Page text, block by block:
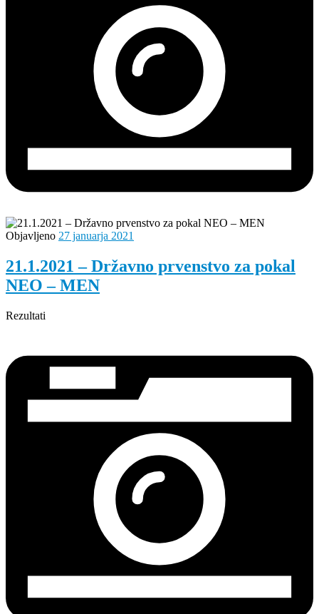
Objavljeno 27 januarja 2021
21.1.2021 – Državno prvenstvo za pokal
NEO – MEN
Rezultati